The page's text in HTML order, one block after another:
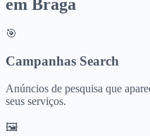
em Braga
🎯
Campanhas Search
Anúncios de pesquisa que
seus serviços.
🖼️